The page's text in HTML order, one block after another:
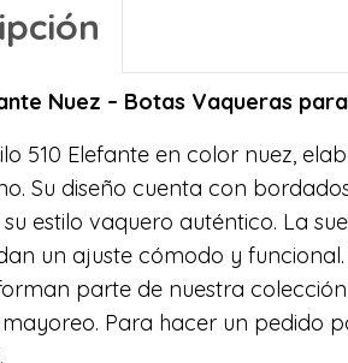
Nuez – Botas Vaqueras
510 Elefante en color nuez,
Su diseño cuenta con
estilo vaquero auténtico. La
un ajuste cómodo y funcional.
parte de nuestra
Para hacer un pedido